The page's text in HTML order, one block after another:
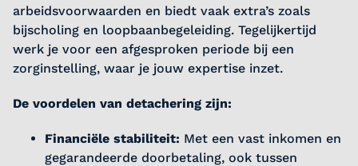
arbeidsvoorwaarden en biedt vaak extra’s zoals
bijscholing en loopbaanbegeleiding. Tegelijkertijd
werk je voor een afgesproken periode bij een
zorginstelling, waar je jouw expertise inzet.
De voordelen van detachering zijn:
Financiële stabiliteit: Met een vast inkomen en
gegarandeerde doorbetaling, ook tussen